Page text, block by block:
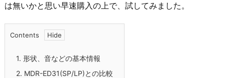
は無いかと思い早速購入の上で、試してみました。
Contents
1. 形状、音などの基本情報
2. MDR-ED31(SP/LP)との比較